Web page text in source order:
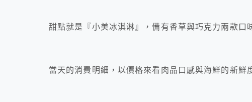
甜點就是『小美冰淇淋』，備有香草與巧克力兩款口
當天的消費明細，以價格來看肉品口感與海鮮的新鮮